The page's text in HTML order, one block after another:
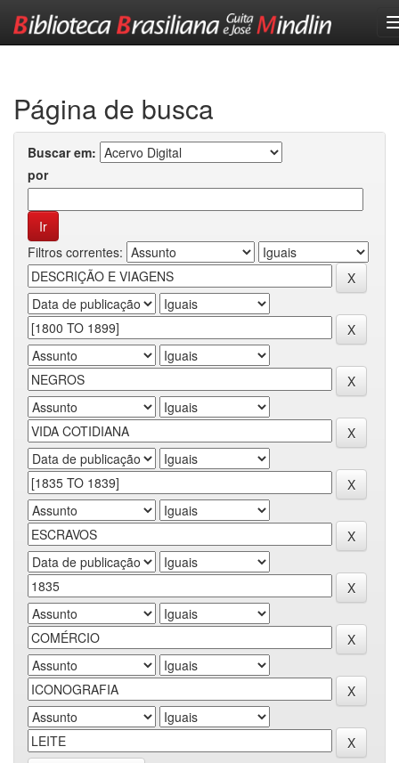
Página de busca
Buscar em:
por
Filtros correntes: